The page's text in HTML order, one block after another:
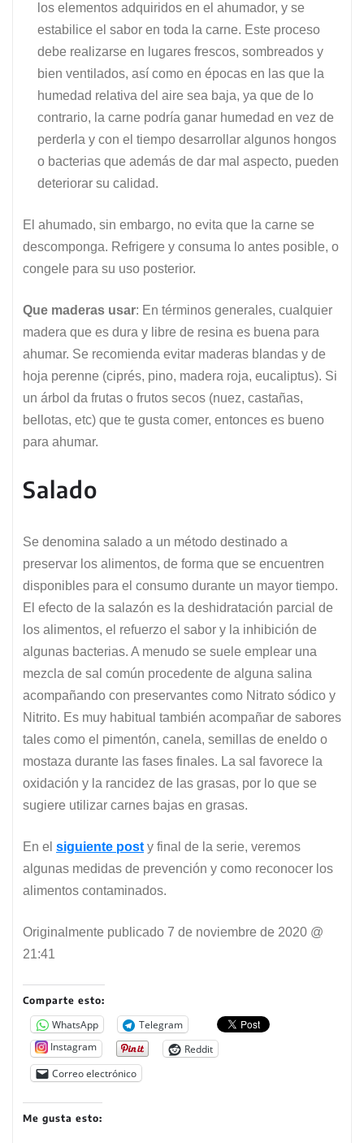
los elementos adquiridos en el ahumador, y se
estabilice el sabor en toda la carne. Este proceso
debe realizarse en lugares frescos, sombreados y
bien ventilados, así como en épocas en las que la
humedad relativa del aire sea baja, ya que de lo
contrario, la carne podría ganar humedad en vez de
perderla y con el tiempo desarrollar algunos hongos
o bacterias que además de dar mal aspecto, pueden
deteriorar su calidad.
El ahumado, sin embargo, no evita que la carne se
descomponga. Refrigere y consuma lo antes posible, o
congele para su uso posterior.
Que maderas usar: En términos generales, cualquier
madera que es dura y libre de resina es buena para
ahumar. Se recomienda evitar maderas blandas y de
hoja perenne (ciprés, pino, madera roja, eucaliptus). Si
un árbol da frutas o frutos secos (nuez, castañas,
bellotas, etc) que te gusta comer, entonces es bueno
para ahumar.
Salado
Se denomina salado a un método destinado a
preservar los alimentos, de forma que se encuentren
disponibles para el consumo durante un mayor tiempo.
El efecto de la salazón es la deshidratación parcial de
los alimentos, el refuerzo el sabor y la inhibición de
algunas bacterias. A menudo se suele emplear una
mezcla de sal común procedente de alguna salina
acompañando con preservantes como Nitrato sódico y
Nitrito. Es muy habitual también acompañar de sabores
tales como el pimentón, canela, semillas de eneldo o
mostaza durante las fases finales. La sal favorece la
oxidación y la rancidez de las grasas, por lo que se
sugiere utilizar carnes bajas en grasas.
En el siguiente post y final de la serie, veremos
algunas medidas de prevención y como reconocer los
alimentos contaminados.
Originalmente publicado 7 de noviembre de 2020 @
21:41
Comparte esto:
WhatsApp
Telegram
Instagram
Reddit
Correo electrónico
Me gusta esto: